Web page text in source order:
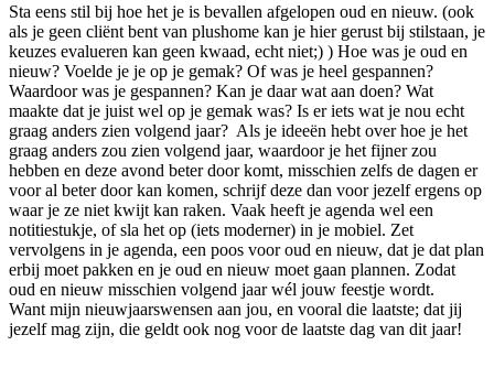
Sta eens stil bij hoe het je is bevallen afgelopen oud en nieuw. (ook
als je geen cliënt bent van plushome kan je hier gerust bij stilstaan, je
keuzes evalueren kan geen kwaad, echt niet;) ) Hoe was je oud en
nieuw? Voelde je je op je gemak? Of was je heel gespannen?
Waardoor was je gespannen? Kan je daar wat aan doen? Wat
maakte dat je juist wel op je gemak was? Is er iets wat je nou echt
graag anders zien volgend jaar? Als je ideeën hebt over hoe je het
graag anders zou zien volgend jaar, waardoor je het fijner zou
hebben en deze avond beter door komt, misschien zelfs de dagen er
voor al beter door kan komen, schrijf deze dan voor jezelf ergens op
waar je ze niet kwijt kan raken. Vaak heeft je agenda wel een
notitiestukje, of sla het op (iets moderner) in je mobiel. Zet
vervolgens in je agenda, een poos voor oud en nieuw, dat je dat plan
erbij moet pakken en je oud en nieuw moet gaan plannen. Zodat
oud en nieuw misschien volgend jaar wél jouw feestje wordt.
Want mijn nieuwjaarswensen aan jou, en vooral die laatste; dat jij
jezelf mag zijn, die geldt ook nog voor de laatste dag van dit jaar!